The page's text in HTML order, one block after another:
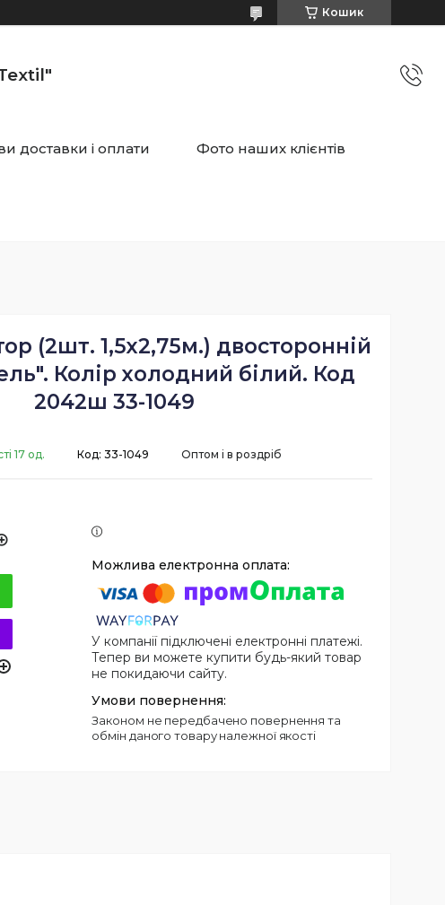
Кошик
доставки і оплати Фото наших клієнтів
(2шт. 1,5х2,75м.) двосторонній
Колір холодний білий. Код
2042ш 33-1049
17 од. Оптом і в роздріб
Код: 33-1049
У компанії підключені електронні платежі.
Тепер ви можете купити будь-який товар
не покидаючи сайту.
Законом не передбачено повернення та
обмін даного товару належної якості